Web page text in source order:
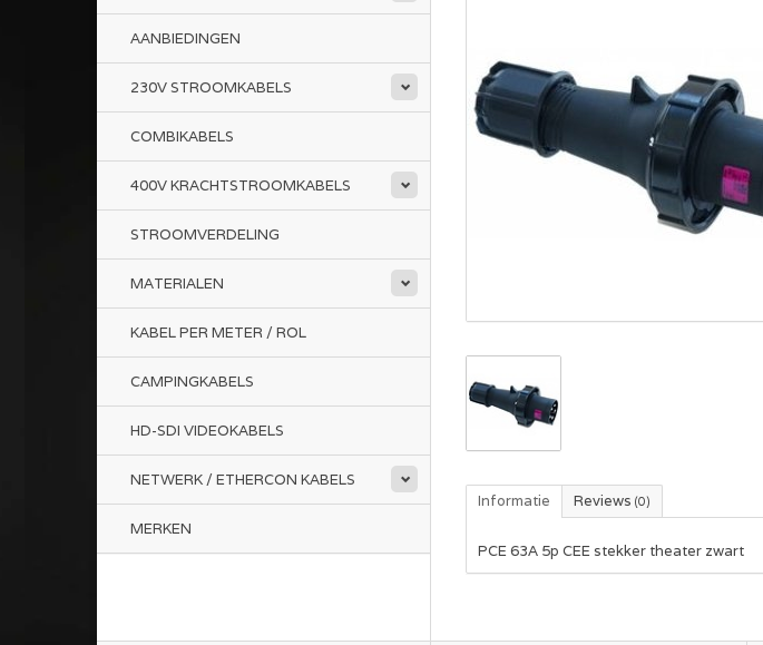
AANBIEDINGEN
230V STROOMKABELS
COMBIKABELS
400V KRACHTSTROOMKABELS
STROOMVERDELING
MATERIALEN
KABEL PER METER / ROL
CAMPINGKABELS
HD-SDI VIDEOKABELS
NETWERK / ETHERCON KABELS
MERKEN
Informatie Reviews (0)
PCE 63A 5p CEE stekker theater zwart